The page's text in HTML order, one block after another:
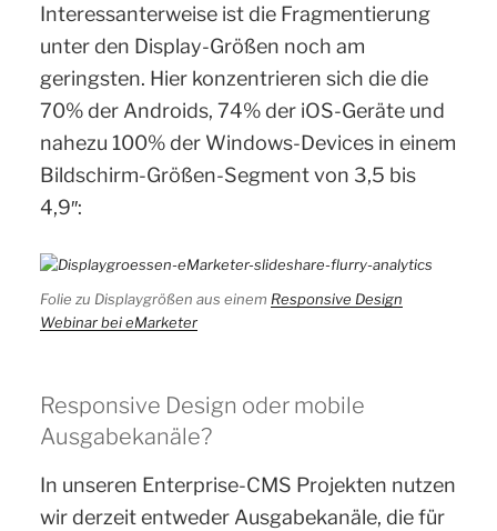
Interessanterweise ist die Fragmentierung
unter den Display-Größen noch am
geringsten. Hier konzentrieren sich die die
70% der Androids, 74% der iOS-Geräte und
nahezu 100% der Windows-Devices in einem
Bildschirm-Größen-Segment von 3,5 bis
4,9″:
Folie zu Displaygrößen aus einem Responsive Design
Webinar bei eMarketer
Responsive Design oder mobile
Ausgabekanäle?
In unseren Enterprise-CMS Projekten nutzen
wir derzeit entweder Ausgabekanäle, die für